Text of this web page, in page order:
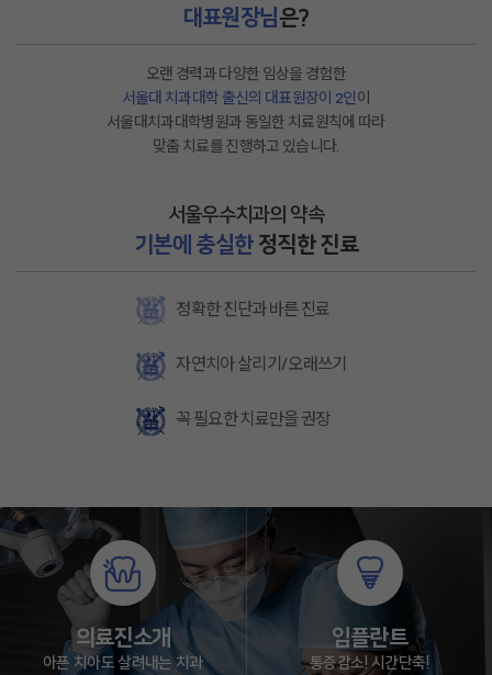
대표원장님은?
오랜 경력과 다양한 임상을 경험한
서울대 치과대학 출신의 대표원장이 2인이
서울대치과대학병원과 동일한 치료원칙에 따라
맞춤 치료를 진행하고 있습니다.
서울우수치과의 약속
기본에 충실한정직한 진료
정확한 진단과 바른 진료
자연치아 살리기/오래쓰기
꼭 필요한 치료만을 권장
의료진소개
아픈 치아도 살려내는 치과
임플란트
통증감소! 시간단축!